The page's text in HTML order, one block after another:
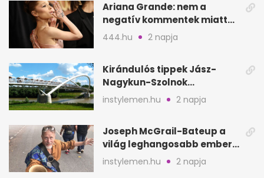
Ariana Grande: nem a
negatív kommentek miatt
vonul vissza
444.hu 2 napja
Kirándulós tippek Jász-
Nagykun-Szolnok
megyében: 6 kihagyhatatlan
hely
instylemen.hu 2 napja
Joseph McGrail-Bateup a
világ leghangosabb embere
lett Ausztráliából
instylemen.hu 2 napja